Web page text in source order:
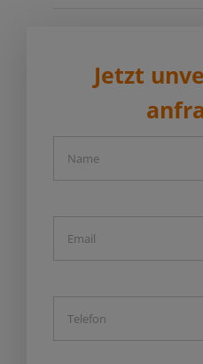
Jetzt